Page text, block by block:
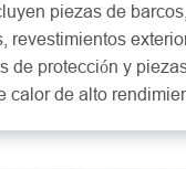
piezas de
revestimientos
de protección y
calor de alto